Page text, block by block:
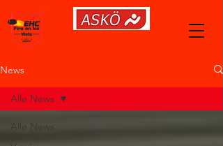
News
Alle News
Alle News